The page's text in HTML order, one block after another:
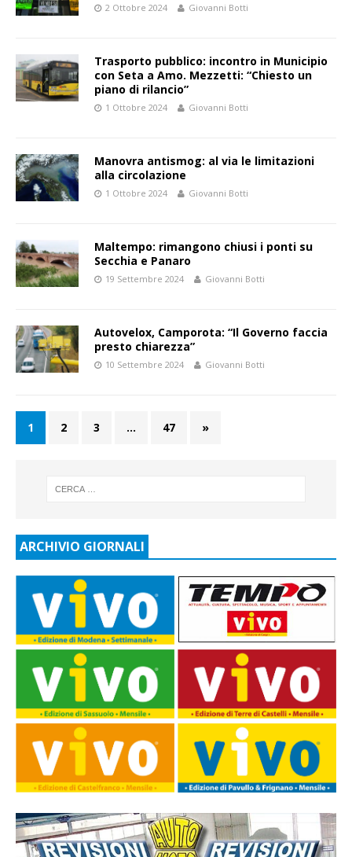
2 Ottobre 2024 Giovanni Botti
Trasporto pubblico: incontro in Municipio
con Seta a Amo. Mezzetti: “Chiesto un
piano di rilancio”
1 Ottobre 2024 Giovanni Botti
Manovra antismog: al via le limitazioni
alla circolazione
1 Ottobre 2024 Giovanni Botti
Maltempo: rimangono chiusi i ponti su
Secchia e Panaro
19 Settembre 2024 Giovanni Botti
Autovelox, Camporota: “Il Governo faccia
presto chiarezza”
10 Settembre 2024 Giovanni Botti
1 2 3 … 47 »
ARCHIVIO GIORNALI